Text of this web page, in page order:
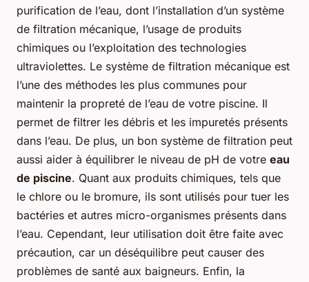
purification de l’eau, dont l’installation d’un système
de filtration mécanique, l’usage de produits
chimiques ou l’exploitation des technologies
ultraviolettes. Le système de filtration mécanique est
l’une des méthodes les plus communes pour
maintenir la propreté de l’eau de votre piscine. Il
permet de filtrer les débris et les impuretés présents
dans l’eau. De plus, un bon système de filtration peut
aussi aider à équilibrer le niveau de pH de votre eau
de piscine. Quant aux produits chimiques, tels que
le chlore ou le bromure, ils sont utilisés pour tuer les
bactéries et autres micro-organismes présents dans
l’eau. Cependant, leur utilisation doit être faite avec
précaution, car un déséquilibre peut causer des
problèmes de santé aux baigneurs. Enfin, la